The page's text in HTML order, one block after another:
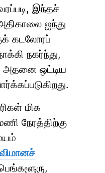
இந்தச்
ஐந்து
கடலோரப்
நகர்ந்து,
அதனை ஒட்டிய
மிக
நேரத்திற்கு
விமானச்